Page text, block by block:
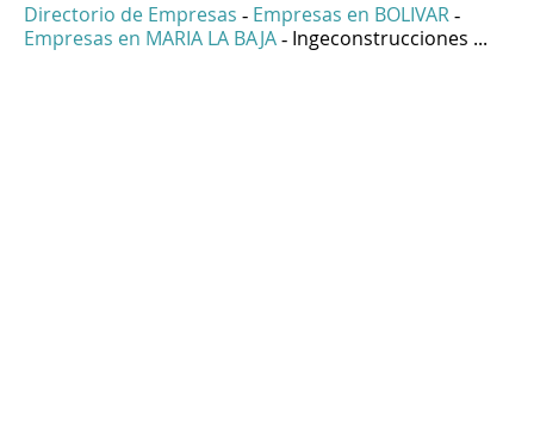
Directorio de Empresas - Empresas en BOLIVAR -
Empresas en MARIA LA BAJA - Ingeconstrucciones ...